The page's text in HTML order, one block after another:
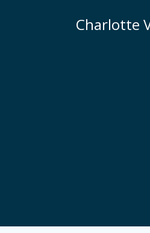
Charlotte